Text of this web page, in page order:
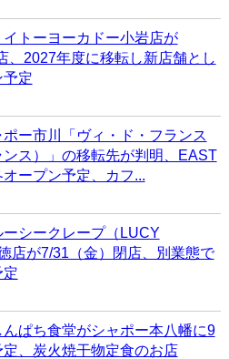
イトーヨーカドー小岩店が
、2027年度に移転し新店舗とし
予定
ポー市川「ヴィ・ド・フランス
ンス）」の移転先が判明、EAST
ープン予定、カフ...
ーシークレープ（LUCY
店が7/31（金）閉店、別業態で
定
んぱち食堂がシャポー本八幡に9
定、炭火焼干物定食のお店